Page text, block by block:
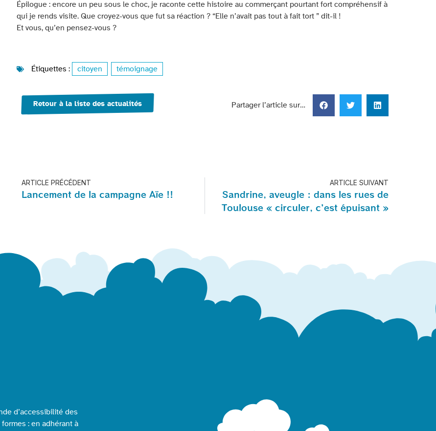
Épilogue : encore un peu sous le choc, je raconte cette histoire au commerçant pourtant fort compréhensif à
qui je rends visite. Que croyez-vous que fut sa réaction ? “Elle n’avait pas tout à fait tort ” dit-il !
Et vous, qu’en pensez-vous ?
Étiquettes : citoyen témoignage
Retour à la liste des actualités Partager l’article sur…
ARTICLE PRÉCÉDENT
Lancement de la campagne Aïe !!
ARTICLE SUIVANT
Sandrine, aveugle : dans les rues de
Toulouse « circuler, c’est épuisant »
d’accessibilité des
: en adhérant à